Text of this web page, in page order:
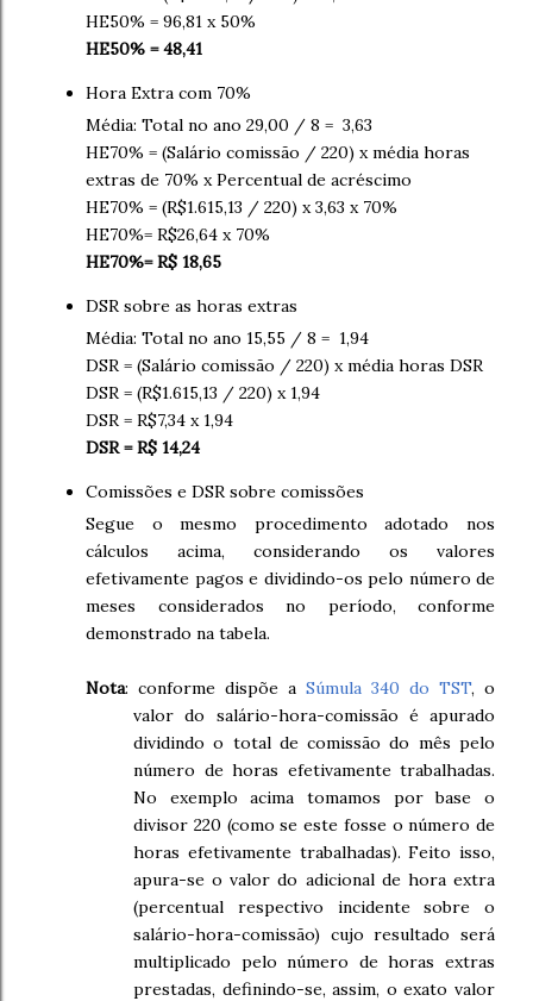
HE50% = 96,81 x 50%
HE50% = 48,41
Hora Extra com 70%
Média: Total no ano 29,00 / 8 = 3,63
HE70% = (Salário comissão / 220) x média horas
extras de 70% x Percentual de acréscimo
HE70% = (R$1.615,13 / 220) x 3,63 x 70%
HE70%= R$26,64 x 70%
HE70%= R$ 18,65
DSR sobre as horas extras
Média: Total no ano 15,55 / 8 = 1,94
DSR = (Salário comissão / 220) x média horas DSR
DSR = (R$1.615,13 / 220) x 1,94
DSR = R$7,34 x 1,94
DSR = R$ 14,24
Comissões e DSR sobre comissões
Segue o mesmo procedimento adotado nos
cálculos acima, considerando os valores
efetivamente pagos e dividindo-os pelo número de
meses considerados no período, conforme
demonstrado na tabela.
Nota: conforme dispõe a Súmula 340 do TST, o
valor do salário-hora-comissão é apurado
dividindo o total de comissão do mês pelo
número de horas efetivamente trabalhadas.
No exemplo acima tomamos por base o
divisor 220 (como se este fosse o número de
horas efetivamente trabalhadas). Feito isso,
apura-se o valor do adicional de hora extra
(percentual respectivo incidente sobre o
salário-hora-comissão) cujo resultado será
multiplicado pelo número de horas extras
prestadas, definindo-se, assim, o exato valor